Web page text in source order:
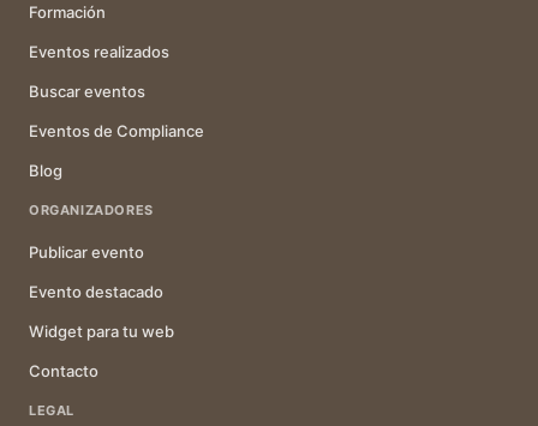
Formación
Eventos realizados
Buscar eventos
Eventos de Compliance
Blog
ORGANIZADORES
Publicar evento
Evento destacado
Widget para tu web
Contacto
LEGAL